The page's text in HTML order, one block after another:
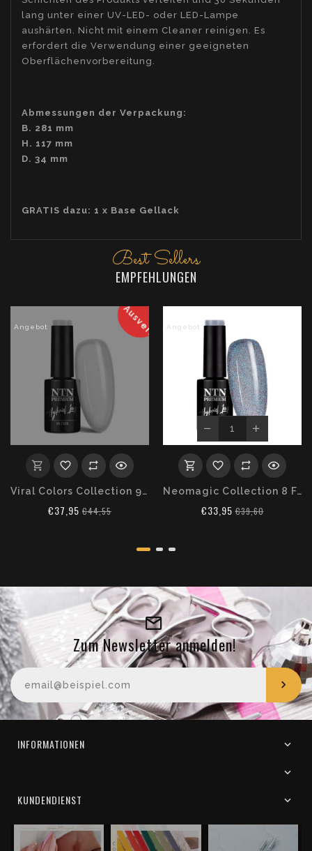
lang unter einer UV-LED- oder LED-Lampe
aushärten. Nicht mit einem Cleaner reinigen. Es
erfordert die Verwendung einer geeigneten
Oberflächenvorbereitung.
Abmessungen der Verpackung:
B. 281 mm
H. 117 mm
D. 34 mm
GRATIS dazu: 1 x Base Gellack
Best Sellers
EMPFEHLUNGEN
Angebot Ausverkauft
Viral Colors Collection 9 Farben a 5 ml
€37,95 €44,55
Angebot
Neomagic Collection 8 Farben a 5 ml
€33,95 €39,60
Zum Newsletter anmelden!
INFORMATIONEN
KUNDENDIENST